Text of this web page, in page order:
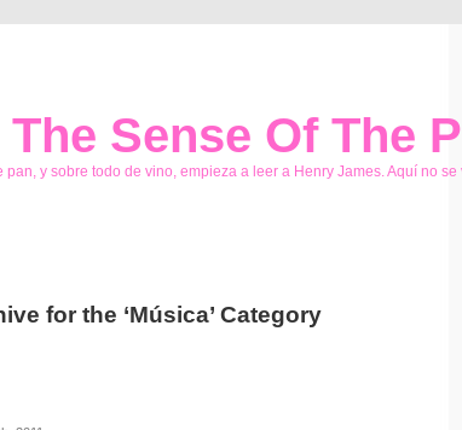
The Sense Of The
pan, y sobre todo de vino, empieza a leer a Henry James. Aquí no
for the ‘Música’ Category